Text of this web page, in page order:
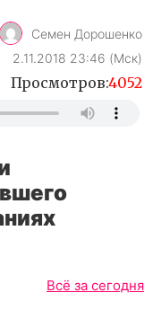
Семен Дорошенко
2.11.2018 23:46 (Мск)
Просмотров:4052
Всё за сегодня